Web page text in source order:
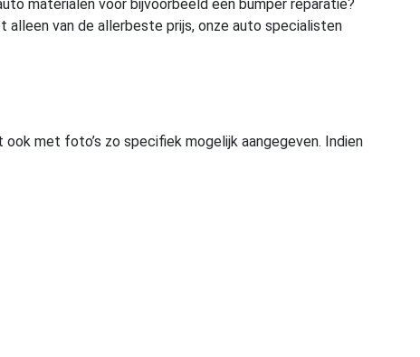
materialen voor bijvoorbeeld een bumper reparatie?
alleen van de allerbeste prijs, onze auto specialisten
met foto’s zo specifiek mogelijk aangegeven. Indien